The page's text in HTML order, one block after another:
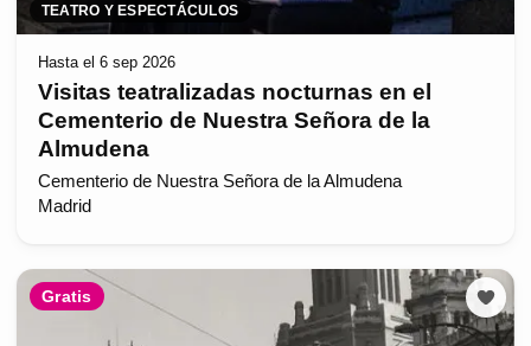
TEATRO Y ESPECTÁCULOS
Hasta el 6 sep 2026
Visitas teatralizadas nocturnas en el
Cementerio de Nuestra Señora de la
Almudena
Cementerio de Nuestra Señora de la Almudena
Madrid
Gratis